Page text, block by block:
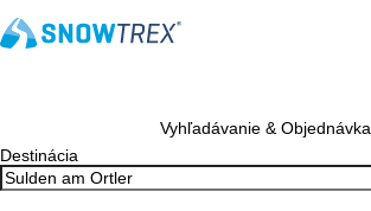
Vyhľadávanie & Objednávka
Destinácia